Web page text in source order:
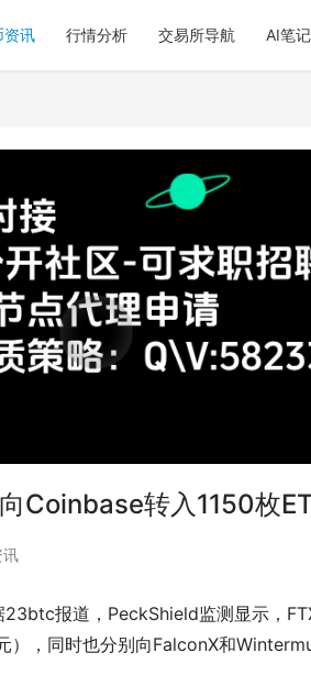
资讯 行情分析 交易所导航 AI笔
Coinbase转入1150枚
讯
23btc报道，PeckShield监测显示，
），同时也分别向FalconX和